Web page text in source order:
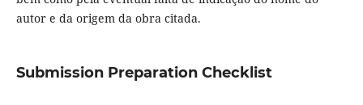
autor e da origem da obra citada.
Submission Preparation Checklist